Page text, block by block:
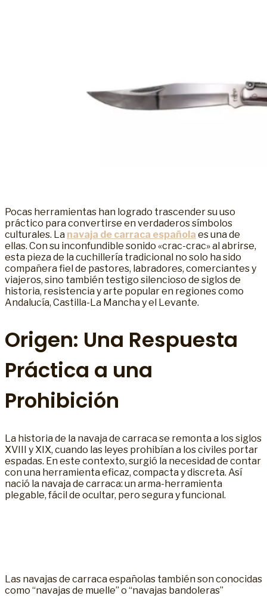
Pocas herramientas han logrado trascender su uso
práctico para convertirse en verdaderos símbolos
culturales. La navaja de carraca española es una de
ellas. Con su inconfundible sonido «crac-crac» al abrirse,
esta pieza de la cuchillería tradicional no solo ha sido
compañera fiel de pastores, labradores, comerciantes y
viajeros, sino también testigo silencioso de siglos de
historia, resistencia y arte popular en regiones como
Andalucía, Castilla-La Mancha y el Levante.
Origen: Una Respuesta
Práctica a una
Prohibición
La historia de la navaja de carraca se remonta a los siglos
XVIII y XIX, cuando las leyes prohibían a los civiles portar
espadas. En este contexto, surgió la necesidad de contar
con una herramienta eficaz, compacta y discreta. Así
nació la navaja de carraca: un arma-herramienta
plegable, fácil de ocultar, pero segura y funcional.
Las navajas de carraca españolas también son conocidas
como “navajas de muelle” o “navajas bandoleras”